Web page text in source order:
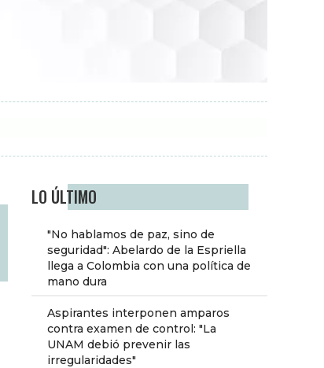
LO ÚLTIMO
"No hablamos de paz, sino de
seguridad": Abelardo de la Espriella
llega a Colombia con una política de
mano dura
Aspirantes interponen amparos
contra examen de control: "La
UNAM debió prevenir las
irregularidades"